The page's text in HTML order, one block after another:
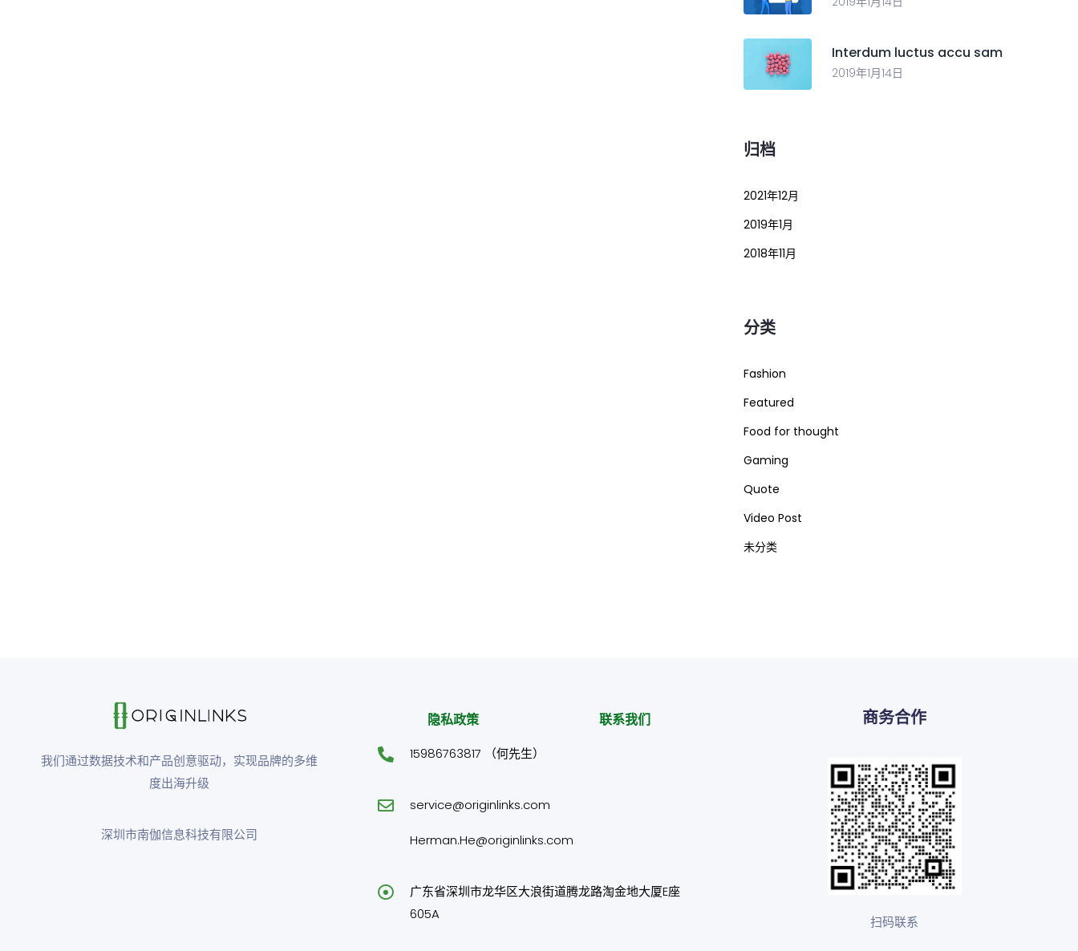
Interdum luctus accu sam
2019年1月14日
归档
2021年12月
2019年1月
2018年11月
分类
Fashion
Featured
Food for thought
Gaming
Quote
Video Post
未分类
我们通过数据技术和产品创意驱动，实现品牌的多维
度出海升级
深圳市南伽信息科技有限公司
隐私政策 联系我们
15986763817 （何先生）
service@originlinks.com
Herman.He@originlinks.com
广东省深圳市龙华区大浪街道腾龙路淘金地大厦E座
605A
商务合作
扫码联系